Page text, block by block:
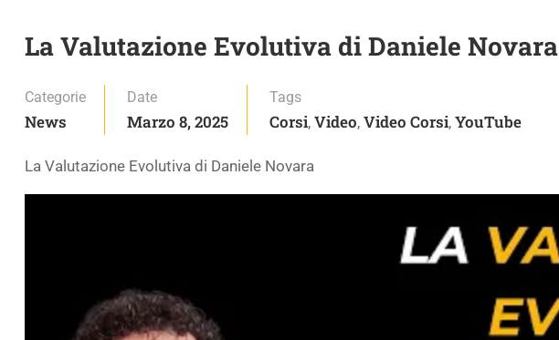
La Valutazione Evolutiva di Daniele Novara
Categorie
News
Date
Marzo 8, 2025
Tags
Corsi, Video, Video Corsi, YouTube
La Valutazione Evolutiva di Daniele Novara